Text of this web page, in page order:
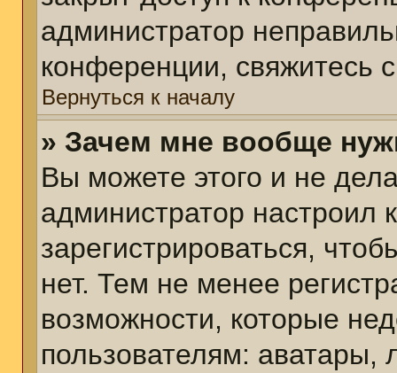
администратор
конференции, свяжитесь
Вернуться к началу
» Зачем мне вообще
Вы можете этого и не
администратор
зарегистрироваться,
нет. Тем не менее
возможности, которые
пользователям: аватары,